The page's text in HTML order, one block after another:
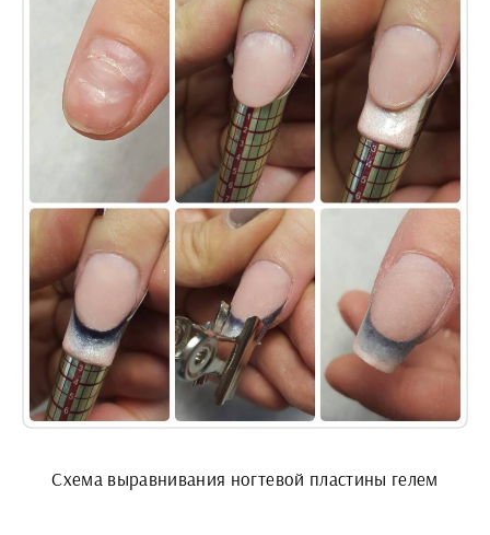
Схема выравнивания ногтевой пластины гелем